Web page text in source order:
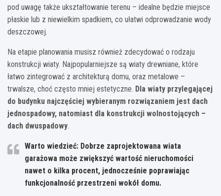
pod uwagę także ukształtowanie terenu – idealne będzie miejsce
płaskie lub z niewielkim spadkiem, co ułatwi odprowadzanie wody
deszczowej.
Na etapie planowania musisz również zdecydować o rodzaju
konstrukcji wiaty. Najpopularniejsze są wiaty drewniane, które
łatwo zintegrować z architekturą domu, oraz metalowe –
trwalsze, choć często mniej estetyczne. Dla wiaty przylegającej
do budynku najczęściej wybieranym rozwiązaniem jest dach
jednospadowy, natomiast dla konstrukcji wolnostojących –
dach dwuspadowy.
Warto wiedzieć: Dobrze zaprojektowana wiata
garażowa może zwiększyć wartość nieruchomości
nawet o kilka procent, jednocześnie poprawiając
funkcjonalność przestrzeni wokół domu.